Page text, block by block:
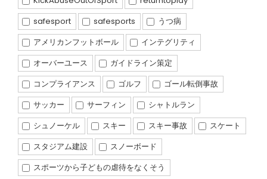
safesport
safesports
うつ病
アメリカンフットボール
インテグリティ
オーバーユース
ガイドライン策定
コンプライアンス
ゴルフ
ゴール転倒事故
サッカー
サーフィン
シャトルラン
シュノーケル
スキー スキー事故
スケート
スタジアム建設
スノーボード
スポーツから子どもの虐待をなくそう